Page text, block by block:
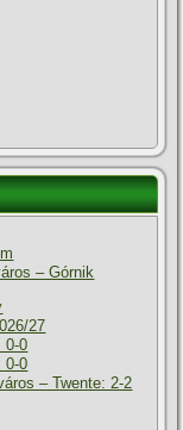
– Górnik
27
0-0
0-0
– Twente: 2-2